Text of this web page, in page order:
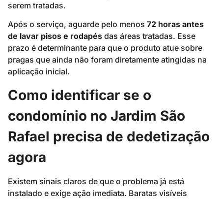
serem tratadas.
Após o serviço, aguarde pelo menos 72 horas antes
de lavar pisos e rodapés das áreas tratadas. Esse
prazo é determinante para que o produto atue sobre
pragas que ainda não foram diretamente atingidas na
aplicação inicial.
Como identificar se o
condomínio no Jardim São
Rafael precisa de dedetização
agora
Existem sinais claros de que o problema já está
instalado e exige ação imediata. Baratas visíveis